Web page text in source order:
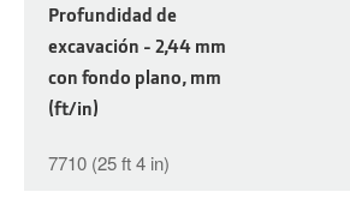
Profundidad de
excavación - 2,44 mm
con fondo plano, mm
(ft/in)
7710 (25 ft 4 in)